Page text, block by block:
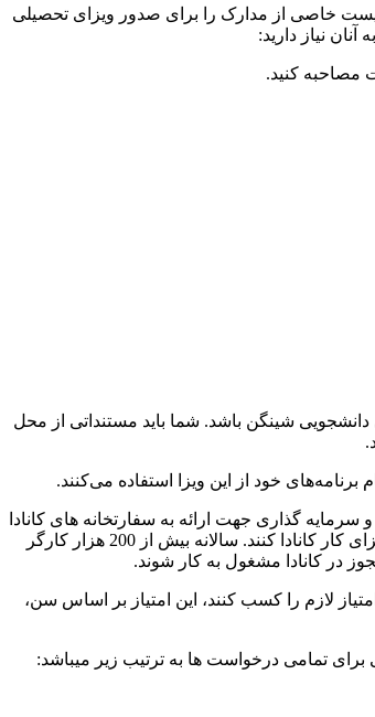
خاصی از مدارک را برای صدور ویزای تحصیلی
نیاز دارید:
مصاحبه کنید.
ویزای دانشجویی شینگن باشد. شما باید مستنداتی از محل
خود از این ویزا استفاده می‌کنند.
کار در بسیاری از کشور‌ها من جمله کانادا زمینه‌ای را برای افراد مختلف ایجاد کرده است که برای انجام امور مختلف و کار‌های متفاوت اقدام به دریافت ویزای کار کانادا کنند. سالانه بیش از 200 هزار کارگر
در کانادا مشغول به کار شوند.
لازم را کسب کنند، این امتیاز بر اساس سن،
تمامی درخواست ها به ترتیب زیر میباشد: